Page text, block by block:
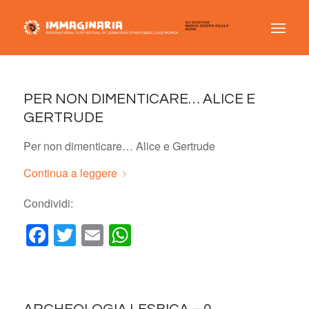
PER NON DIMENTICARE… ALICE E
GERTRUDE
Per non dimenticare… Alice e Gertrude
Continua a leggere
Condividi:
Facebook
Twitter
EmailWhatsApp